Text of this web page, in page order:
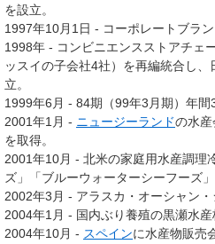
を設立。
1997年10月1日 - コーポレートブラン
1998年 - コンビニエンスストアチェ
ッスイの子会社4社）を再編統合し
立。
1999年6月 - 84期（99年3月期）年間
2001年1月 - ニュージーランドの水産
を取得。
2001年10月 - 北米の家庭用水産調理
ズ」「ブルーウォーターシーフーズ」
2002年3月 - アラスカ・オーシャン・
2004年1月 - 国内ぶり養殖の黒瀬水産
2004年10月 - スペインに水産物販売